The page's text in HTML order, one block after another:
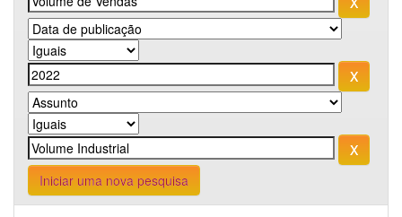
Iniciar uma nova pesquisa